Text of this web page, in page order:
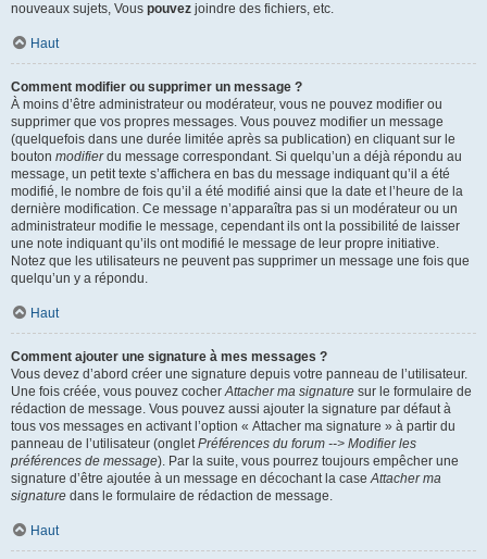
nouveaux sujets, Vous pouvez joindre des fichiers, etc.
Haut
Comment modifier ou supprimer un message ?
À moins d’être administrateur ou modérateur, vous ne pouvez modifier ou
supprimer que vos propres messages. Vous pouvez modifier un message
(quelquefois dans une durée limitée après sa publication) en cliquant sur le
bouton modifierdu message correspondant. Si quelqu’un a déjà répondu au
message, un petit texte s’affichera en bas du message indiquant qu’il a été
modifié, le nombre de fois qu’il a été modifié ainsi que la date et l’heure de la
dernière modification. Ce message n’apparaîtra pas si un modérateur ou un
administrateur modifie le message, cependant ils ont la possibilité de laisser
une note indiquant qu’ils ont modifié le message de leur propre initiative.
Notez que les utilisateurs ne peuvent pas supprimer un message une fois que
quelqu’un y a répondu.
Haut
Comment ajouter une signature à mes messages ?
Vous devez d’abord créer une signature depuis votre panneau de l’utilisateur.
Une fois créée, vous pouvez cocherAttacher ma signature sur le formulaire de
rédaction de message. Vous pouvez aussi ajouter la signature par défaut à
tous vos messages en activant l’option « Attacher ma signature » à partir du
panneau de l’utilisateur (ongletPréférences du forum --> Modifier les
préférences de message). Par la suite, vous pourrez toujours empêcher une
signature d’être ajoutée à un message en décochant la caseAttacher ma
signature dans le formulaire de rédaction de message.
Haut